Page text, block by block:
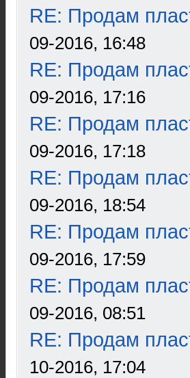
RE: Продам
09-2016, 16:48
RE: Продам
09-2016, 17:16
RE: Продам
09-2016, 17:18
RE: Продам
09-2016, 18:54
RE: Продам
09-2016, 17:59
RE: Продам
09-2016, 08:51
RE: Продам
10-2016, 17:04